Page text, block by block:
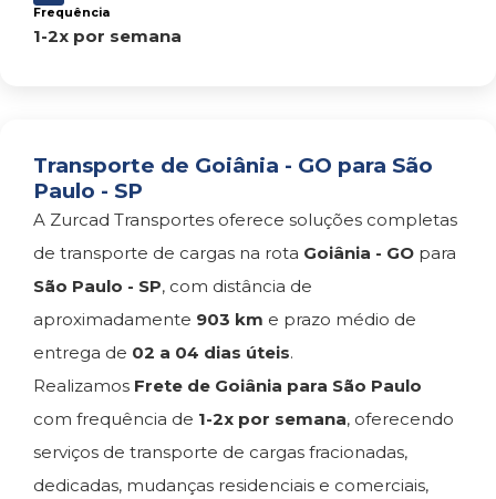
Frequência
1-2x por semana
Transporte de Goiânia - GO para São
Paulo - SP
A Zurcad Transportes oferece soluções completas
de transporte de cargas na rota Goiânia - GO para
São Paulo - SP, com distância de
aproximadamente 903 km e prazo médio de
entrega de 02 a 04 dias úteis.
Realizamos Frete de Goiânia para São Paulo
com frequência de 1-2x por semana, oferecendo
serviços de transporte de cargas fracionadas,
dedicadas, mudanças residenciais e comerciais,